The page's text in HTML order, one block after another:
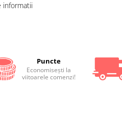
informatii
Puncte
Economiseşti la
viitoarele comenzi!